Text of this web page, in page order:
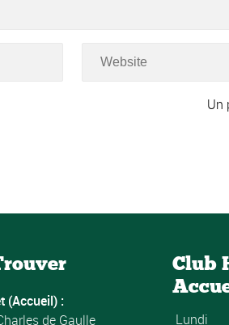
Un
(Accueil) :
de Gaulle
Club
Lundi